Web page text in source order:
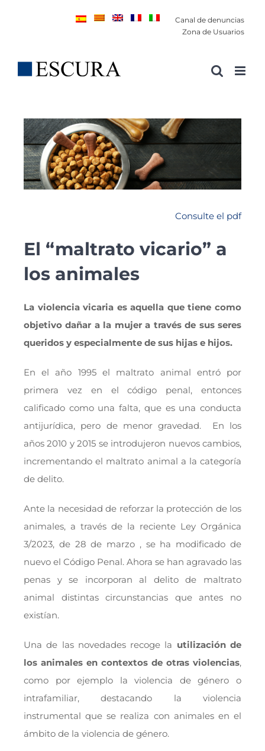
Canal de denuncias
Zona de Usuarios
Consulte el pdf
El “maltrato vicario” a
los animales
La violencia vicaria es aquella que tiene como
objetivo dañar a la mujer a través de sus seres
queridos y especialmente de sus hijas e hijos.
En el año 1995 el maltrato animal entró por
primera vez en el código penal, entonces
calificado como una falta, que es una conducta
antijurídica, pero de menor gravedad. En los
años 2010 y 2015 se introdujeron nuevos cambios,
incrementando el maltrato animal a la categoría
de delito.
Ante la necesidad de reforzar la protección de los
animales, a través de la reciente Ley Orgánica
3/2023, de 28 de marzo , se ha modificado de
nuevo el Código Penal. Ahora se han agravado las
penas y se incorporan al delito de maltrato
animal distintas circunstancias que antes no
existían.
Una de las novedades recoge la utilización de
los animales en contextos de otras violencias,
como por ejemplo la violencia de género o
intrafamiliar, destacando la violencia
instrumental que se realiza con animales en el
ámbito de la violencia de género.